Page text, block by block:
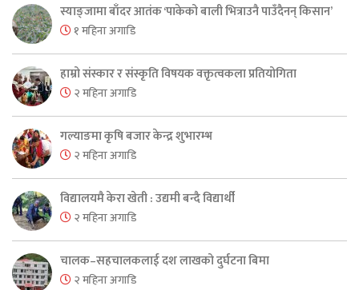
स्याङ्जामा बाँदर आतंक ‘पाकेको बाली भित्राउनै पाउँदैनन् किसान’
१ महिना अगाडि
हाम्रो संस्कार र संस्कृति विषयक वक्तृत्वकला प्रतियोगिता
२ महिना अगाडि
गल्याङमा कृषि बजार केन्द्र शुभारम्भ
२ महिना अगाडि
विद्यालयमै केरा खेती : उद्यमी बन्दै विद्यार्थी
२ महिना अगाडि
चालक–सहचालकलाई दश लाखको दुर्घटना बिमा
२ महिना अगाडि